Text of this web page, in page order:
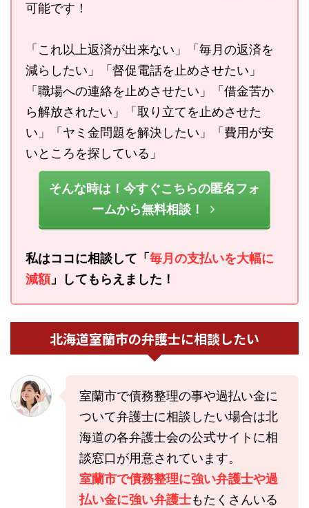
可能です！
「これ以上返済が出来ない」「毎月の返済を
減らしたい」「督促電話を止めさせたい」
「職場への連絡を止めさせたい」「借金苦か
ら解放されたい」「取り立てを止めさせた
い」「ヤミ金問題を解決したい」「費用が安
いところを探している」
そんな時は！今すぐこちらの匿名フォ
ームから無料相談！
私はココに相談して「 毎月の支払いを大幅に
減額」してもらえました！
北海道室蘭市の弁護士に相談したい
室蘭市で債務整理の事や過払い金に
ついて弁護士に相談したい場合は北
海道の各弁護士会の公式サイトに相
談窓口が用意されています。
室蘭市で債務整理に強い弁護士や過
払い金に強い弁護士もたくさんいる